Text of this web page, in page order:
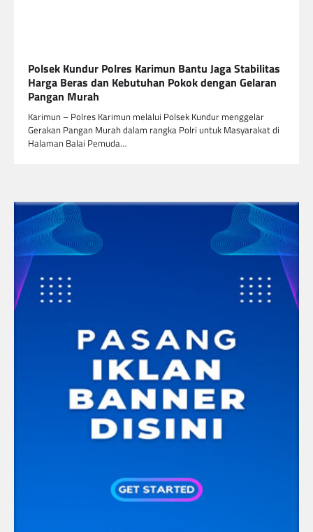
Polsek Kundur Polres Karimun Bantu Jaga Stabilitas
Harga Beras dan Kebutuhan Pokok dengan Gelaran
Pangan Murah
Karimun – Polres Karimun melalui Polsek Kundur menggelar
Gerakan Pangan Murah dalam rangka Polri untuk Masyarakat di
Halaman Balai Pemuda…